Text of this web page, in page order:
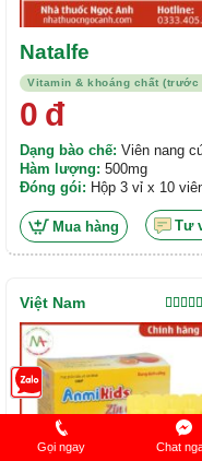
Natalfe
0 đ
Dạng bào chế: Viên nang
Hàm lượng: 500mg
Đóng gói: Hộp 3 vỉ x 10
Mua hàng Tư
Được
hạng
Việt Nam
Gọi ngay Chat